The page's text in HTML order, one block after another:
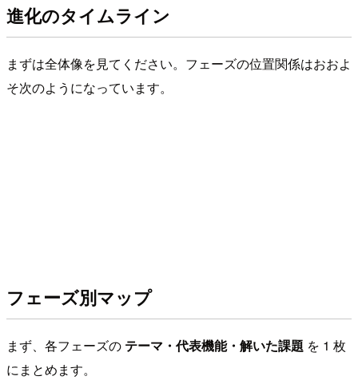
進化のタイムライン
まずは全体像を見てください。フェーズの位置関係はおおよ
そ次のようになっています。
フェーズ別マップ
まず、各フェーズの テーマ・代表機能・解いた課題 を 1 枚
にまとめます。